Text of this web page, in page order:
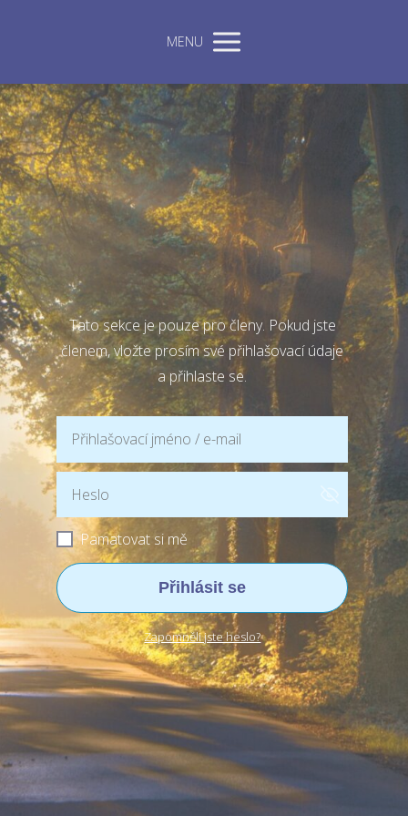
MENU
Tato sekce je pouze pro členy. Pokud jste
členem, vložte prosím své přihlašovací údaje
a přihlaste se.
Pamatovat si mě
Přihlásit se
Zapomněli jste heslo?